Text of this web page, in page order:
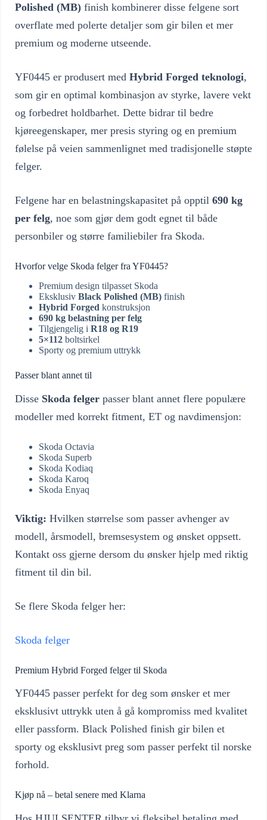
Polished (MB) finish kombinerer disse felgene sort
overflate med polerte detaljer som gir bilen et mer
premium og moderne utseende.
YF0445 er produsert med Hybrid Forged teknologi,
som gir en optimal kombinasjon av styrke, lavere vekt
og forbedret holdbarhet. Dette bidrar til bedre
kjøreegenskaper, mer presis styring og en premium
følelse på veien sammenlignet med tradisjonelle støpte
felger.
Felgene har en belastningskapasitet på opptil 690 kg
per felg, noe som gjør dem godt egnet til både
personbiler og større familiebiler fra Skoda.
Hvorfor velge Skoda felger fra YF0445?
Premium design tilpasset Skoda
Eksklusiv Black Polished (MB) finish
Hybrid Forged konstruksjon
690 kg belastning per felg
Tilgjengelig i R18 og R19
5×112 boltsirkel
Sporty og premium uttrykk
Passer blant annet til
Disse Skoda felger passer blant annet flere populære
modeller med korrekt fitment, ET og navdimensjon:
Skoda Octavia
Skoda Superb
Skoda Kodiaq
Skoda Karoq
Skoda Enyaq
Viktig: Hvilken størrelse som passer avhenger av
modell, årsmodell, bremsesystem og ønsket oppsett.
Kontakt oss gjerne dersom du ønsker hjelp med riktig
fitment til din bil.
Se flere Skoda felger her:
Skoda felger
Premium Hybrid Forged felger til Skoda
YF0445 passer perfekt for deg som ønsker et mer
eksklusivt uttrykk uten å gå kompromiss med kvalitet
eller passform. Black Polished finish gir bilen et
sporty og eksklusivt preg som passer perfekt til norske
forhold.
Kjøp nå – betal senere med Klarna